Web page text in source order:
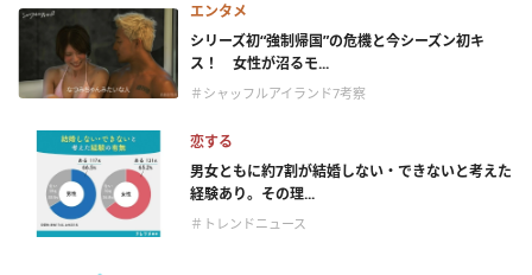
エンタメ
シリーズ初“強制帰国”の危機と今シーズン初キ
ス！ 女性が沼るモ...
＃シャッフルアイランド7考察
恋する
男女ともに約7割が結婚しない・できないと考えた
経験あり。その理...
＃トレンドニュース